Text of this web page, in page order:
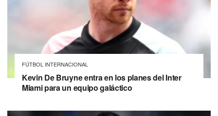
FÚTBOL INTERNACIONAL
Kevin De Bruyne entra en los planes del Inter
Miami para un equipo galáctico